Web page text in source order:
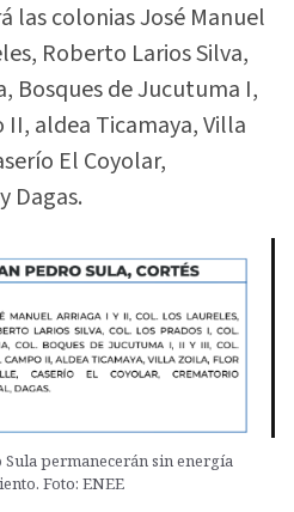
las colonias José Manuel
Roberto Larios Silva,
Bosques de Jucutuma I,
aldea Ticamaya, Villa
El Coyolar,
Dagas.
Sula permanecerán sin energía
Foto: ENEE